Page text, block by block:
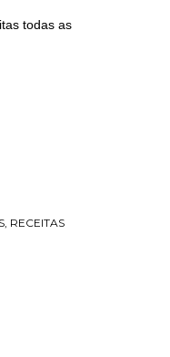
todas as
RECEITAS